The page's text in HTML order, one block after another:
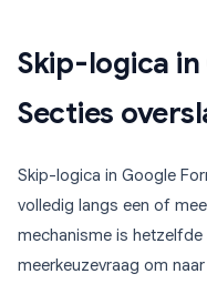
Skip-logica
Secties
Skip-logica in Google
volledig langs een of
mechanisme is
meerkeuzevraag om